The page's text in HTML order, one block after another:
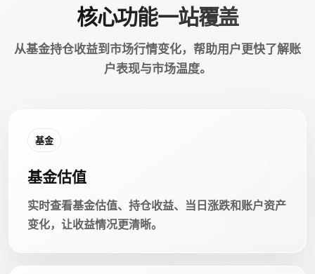
核心功能一站覆盖
从基金持仓收益到市场行情变化，帮助用户更快了解账
户表现与市场温度。
基金
基金估值
实时查看基金估值、持仓收益、当日涨跌和账户资产
变化，让收益情况更清晰。